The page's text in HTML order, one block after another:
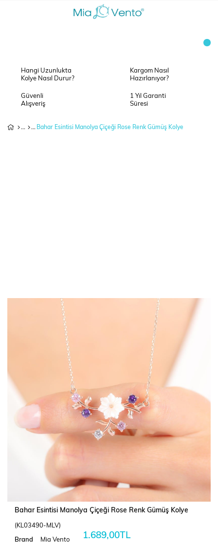
Hangi Uzunlukta
Kolye Nasıl Durur?
Kargom Nasıl
Hazırlanıyor?
Güvenli
Alışveriş
1 Yıl Garanti
Süresi
Bahar Esintisi Manolya Çiçeği Rose Renk Gümüş Kolye
Bahar Esintisi Manolya Çiçeği Rose Renk Gümüş Kolye
(KL03490-MLV)
Brand Mia Vento 1.689,00TL